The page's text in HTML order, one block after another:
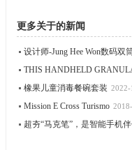
更多关于的新闻
设计师-Jung Hee Won数码双
THIS HANDHELD
橡果儿童消毒餐碗套装 2022-
Mission E Cross Turismo
超夯“马克笔”，是智能手机